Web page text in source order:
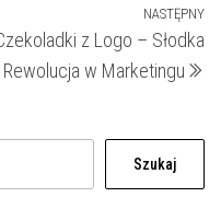
NASTĘPNY
z Logo – Słodka
Rewolucja w Marketingu
Szukaj